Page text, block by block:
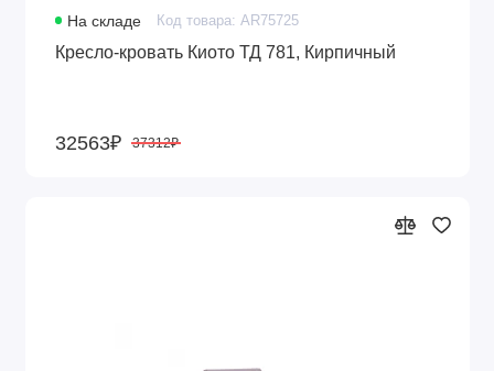
На складе Код товара: AR75725
Кресло-кровать Киото ТД 781, Кирпичный
32563₽ 37312₽